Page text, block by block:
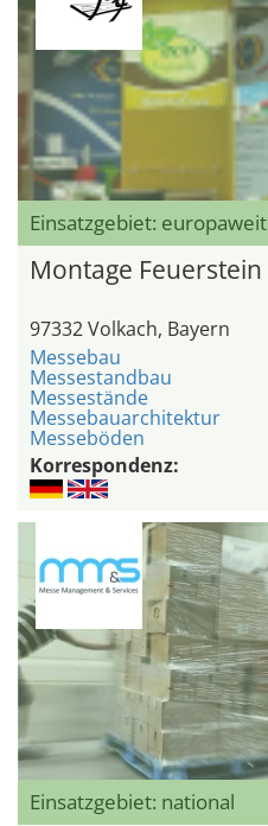
Einsatzgebiet: europaweit
Montage Feuerstein
97332 Volkach, Bayern
Messebau
Messestandbau
Messestände
Messebauarchitektur
Messeböden
Korrespondenz:
Einsatzgebiet: national